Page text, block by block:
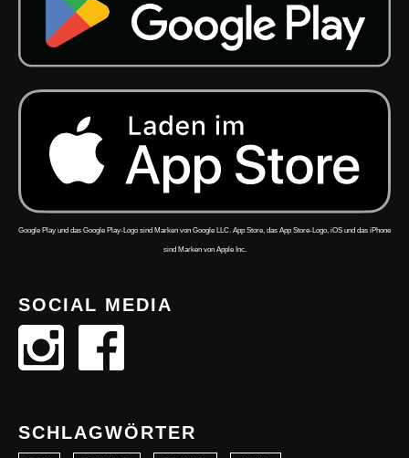
Google Play und das Google Play-Logo sind Marken von Google LLC. App Store, das App Store-Logo, iOS und das iPhone
sind Marken von Apple Inc.
SOCIAL MEDIA
SCHLAGWÖRTER